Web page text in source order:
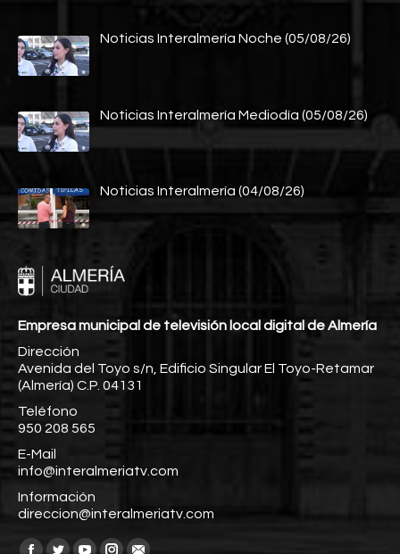
Noticias Interalmería Noche (05/08/26)
Noticias Interalmería Mediodía (05/08/26)
Noticias Interalmería (04/08/26)
Empresa municipal de televisión local digital de Almería
Dirección
Avenida del Toyo s/n, Edificio Singular El Toyo-Retamar
(Almería) C.P. 04131
Teléfono
950 208 565
E-Mail
info@interalmeriatv.com
Información
direccion@interalmeriatv.com
Encuéntranos en: